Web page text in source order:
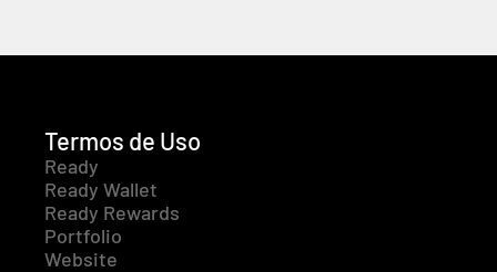
Termos de Uso
Ready
Ready Wallet
Ready Rewards
Portfolio
Website